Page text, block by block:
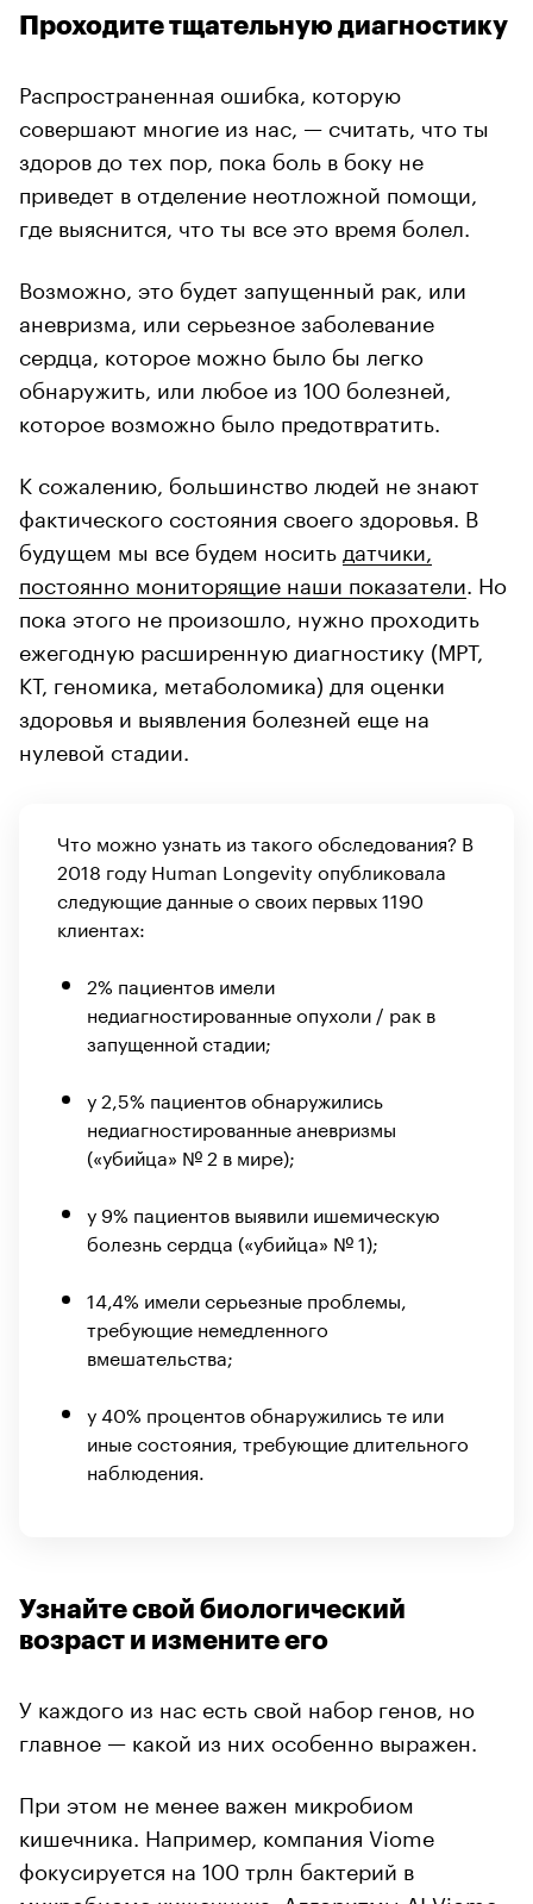
Проходите тщательную диагностику
Распространенная ошибка, которую
совершают многие из нас, — считать, что ты
здоров до тех пор, пока боль в боку не
приведет в отделение неотложной помощи,
где выяснится, что ты все это время болел.
Возможно, это будет запущенный рак, или
аневризма, или серьезное заболевание
сердца, которое можно было бы легко
обнаружить, или любое из 100 болезней,
которое возможно было предотвратить.
К сожалению, большинство людей не знают
фактического состояния своего здоровья. В
будущем мы все будем носить датчики,
постоянно мониторящие наши показатели . Но
пока этого не произошло, нужно проходить
ежегодную расширенную диагностику (МРТ,
КТ, геномика, метаболомика) для оценки
здоровья и выявления болезней еще на
нулевой стадии.
Что можно узнать из такого обследования? В
2018 году Human Longevity опубликовала
следующие данные о своих первых 1190
клиентах:
2% пациентов имели
недиагностированные опухоли / рак в
запущенной стадии;
у 2,5% пациентов обнаружились
недиагностированные аневризмы
(«убийца» № 2 в мире);
у 9% пациентов выявили ишемическую
болезнь сердца («убийца» № 1);
14,4% имели серьезные проблемы,
требующие немедленного
вмешательства;
у 40% процентов обнаружились те или
иные состояния, требующие длительного
наблюдения.
Узнайте свой биологический
возраст и измените его
У каждого из нас есть свой набор генов, но
главное — какой из них особенно выражен.
При этом не менее важен микробиом
кишечника. Например, компания Viome
фокусируется на 100 трлн бактерий в